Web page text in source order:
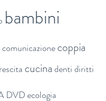
bambini
comunicazionecoppia
cucinadentidiritti
DVDecologia